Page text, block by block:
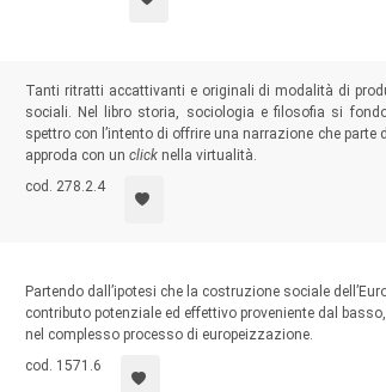
Tanti ritratti accattivanti e originali di modalità di
sociali. Nel libro storia, sociologia e filosofia si
spettro con l’intento di offrire una narrazione che parte
approda con un click nella virtualità.
cod. 278.2.4
Partendo dall’ipotesi che la costruzione sociale
contributo potenziale ed effettivo proveniente dal
nel complesso processo di europeizzazione.
cod. 1571.6